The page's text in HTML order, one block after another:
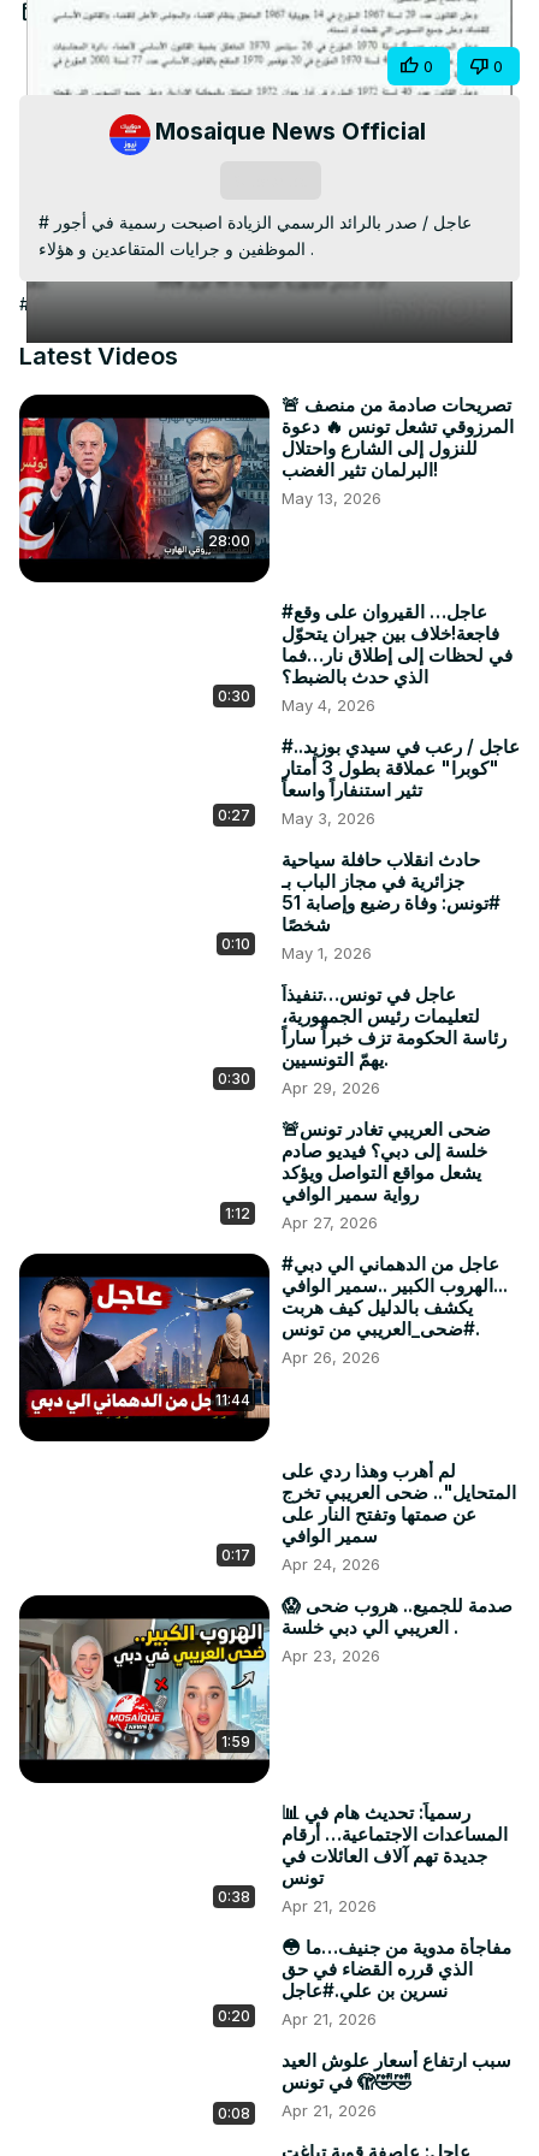
Video
Apr 30, 2026
Share 0 0
Mosaique News Official
#عاجل / صدر بالرائد الرسمي الزيادة اصبحت رسمية في أجور
الموظفين و جرايات المتقاعدين و هؤلاء .
#People & Society
Latest Videos
28:00
🚨 تصريحات صادمة من منصف
المرزوقي تشعل تونس 🔥 دعوة
للنزول إلى الشارع واحتلال
البرلمان تثير الغضب!
May 13, 2026
0:30
#عاجل… القيروان على وقع
فاجعة!خلاف بين جيران يتحوّل
في لحظات إلى إطلاق نار…فما
الذي حدث بالضبط؟
May 4, 2026
0:27
#عاجل / رعب في سيدي بوزيد..
"كوبرا" عملاقة بطول 3 أمتار
تثير استنفاراً واسعاً
May 3, 2026
0:10
حادث انقلاب حافلة سياحية
جزائرية في مجاز الباب بـ
#تونس: وفاة رضيع وإصابة 51
شخصًا
May 1, 2026
0:30
عاجل في تونس…تنفيذاً
لتعليمات رئيس الجمهورية،
رئاسة الحكومة تزف خبراً ساراً
يهمّ التونسيين.
Apr 29, 2026
1:12
🚨ضحى العريبي تغادر تونس
خلسة إلى دبي؟ فيديو صادم
يشعل مواقع التواصل ويؤكد
رواية سمير الوافي
Apr 27, 2026
11:44
#عاجل من الدهماني الي دبي
...الهروب الكبير ..سمير الوافي
يكشف بالدليل كيف هربت
#ضحى_العريبي من تونس.
Apr 26, 2026
0:17
لم أهرب وهذا ردي على
المتحايل".. ضحى العريبي تخرج
عن صمتها وتفتح النار على
سمير الوافي
Apr 24, 2026
1:59
😱 صدمة للجميع.. هروب ضحى
العريبي الي دبي خلسة .
Apr 23, 2026
0:38
📊 رسمياً: تحديث هام في
المساعدات الاجتماعية… أرقام
جديدة تهم آلاف العائلات في
تونس
Apr 21, 2026
0:20
😳 مفاجأة مدوية من جنيف…ما
الذي قرره القضاء في حق
نسرين بن علي.#عاجل
Apr 21, 2026
0:08
سبب ارتفاع أسعار علوش العيد
في تونس 🫣🤣🤣
Apr 21, 2026